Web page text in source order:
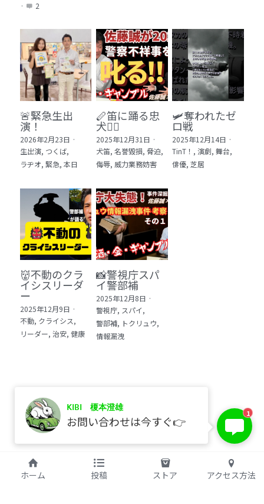
·
2
🚨緊急生出
演！
2026年2月23日 ·
生出演, つくば,
ラヂオ, 緊急, 本日
🪈笛に踊る忠
犬🐕‍🦺
2025年12月31日 ·
犬笛, 名誉毀損, 脅迫,
侮辱, 威力業務妨害
🛩️奪われたゼ
ロ戦
2025年12月14日 ·
TinT！, 演劇, 舞台,
俳優, 芝居
👹不動のクラ
イシスリーダ
ー
2025年12月9日 ·
不動, クライシス,
リーダー, 治安, 健康
📸警視庁スパ
イ警部補
2025年12月8日 ·
警視庁, スパイ,
警部補, トクリュウ,
情報漏洩
©2017 kibi inc.（株式会社 kibi）
ホーム 投稿 ストア アクセス方法
KIBI 榎本澄雄
お問い合わせは今すぐ👉
1